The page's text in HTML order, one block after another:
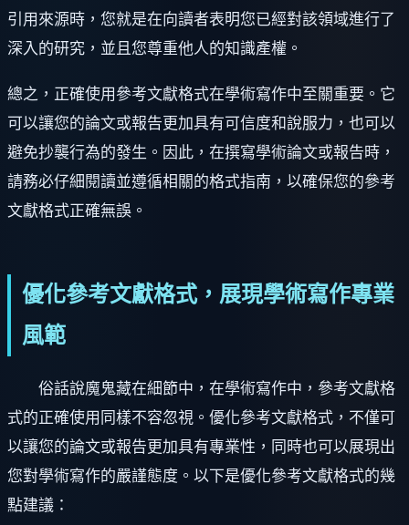
引用來源時，您就是在向讀者表明您已經對該領域進行了
深入的研究，並且您尊重他人的知識產權。
總之，正確使用參考文獻格式在學術寫作中至關重要。它
可以讓您的論文或報告更加具有可信度和說服力，也可以
避免抄襲行為的發生。因此，在撰寫學術論文或報告時，
請務必仔細閱讀並遵循相關的格式指南，以確保您的參考
文獻格式正確無誤。
優化參考文獻格式，展現學術寫作專業
風範
俗話說魔鬼藏在細節中，在學術寫作中，參考文獻格
式的正確使用同樣不容忽視。優化參考文獻格式，不僅可
以讓您的論文或報告更加具有專業性，同時也可以展現出
您對學術寫作的嚴謹態度。以下是優化參考文獻格式的幾
點建議：